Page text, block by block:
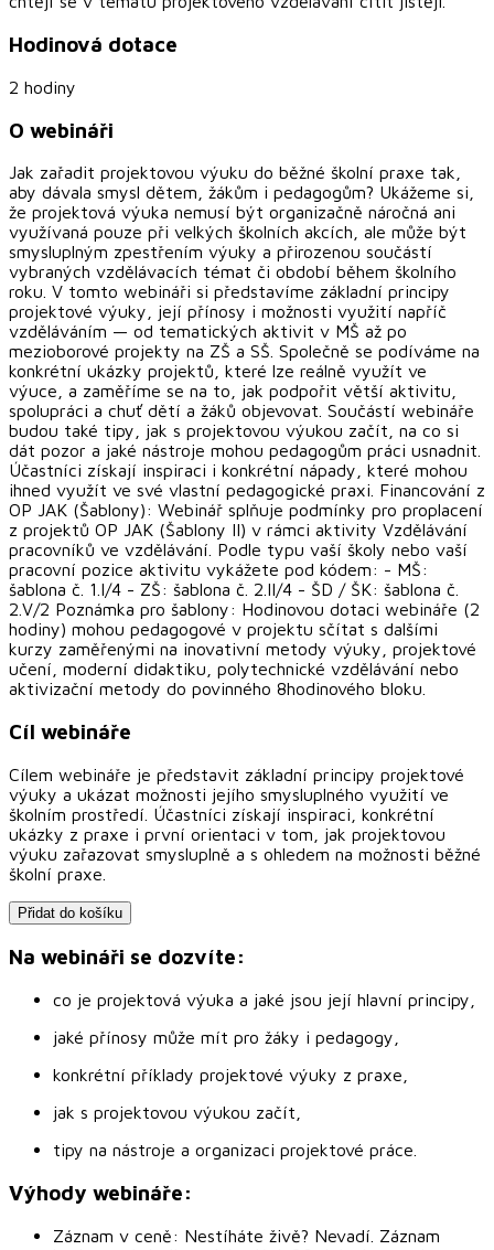
Hodinová dotace
2 hodiny
O webináři
Jak zařadit projektovou výuku do běžné školní praxe tak,
aby dávala smysl dětem, žákům i pedagogům? Ukážeme si,
že projektová výuka nemusí být organizačně náročná ani
využívaná pouze při velkých školních akcích, ale může být
smysluplným zpestřením výuky a přirozenou součástí
vybraných vzdělávacích témat či období během školního
roku. V tomto webináři si představíme základní principy
projektové výuky, její přínosy i možnosti využití napříč
vzděláváním — od tematických aktivit v MŠ až po
mezioborové projekty na ZŠ a SŠ. Společně se podíváme na
konkrétní ukázky projektů, které lze reálně využít ve
výuce, a zaměříme se na to, jak podpořit větší aktivitu,
spolupráci a chuť dětí a žáků objevovat. Součástí webináře
budou také tipy, jak s projektovou výukou začít, na co si
dát pozor a jaké nástroje mohou pedagogům práci usnadnit.
Účastníci získají inspiraci i konkrétní nápady, které mohou
ihned využít ve své vlastní pedagogické praxi. Financování z
OP JAK (Šablony): Webinář splňuje podmínky pro proplacení
z projektů OP JAK (Šablony II) v rámci aktivity Vzdělávání
pracovníků ve vzdělávání. Podle typu vaší školy nebo vaší
pracovní pozice aktivitu vykážete pod kódem: - MŠ:
šablona č. 1.I/4 - ZŠ: šablona č. 2.II/4 - ŠD / ŠK: šablona č.
2.V/2 Poznámka pro šablony: Hodinovou dotaci webináře (2
hodiny) mohou pedagogové v projektu sčítat s dalšími
kurzy zaměřenými na inovativní metody výuky, projektové
učení, moderní didaktiku, polytechnické vzdělávání nebo
aktivizační metody do povinného 8hodinového bloku.
Cíl webináře
Cílem webináře je představit základní principy projektové
výuky a ukázat možnosti jejího smysluplného využití ve
školním prostředí. Účastníci získají inspiraci, konkrétní
ukázky z praxe i první orientaci v tom, jak projektovou
výuku zařazovat smysluplně a s ohledem na možnosti běžné
školní praxe.
Přidat do košíku
Na webináři se dozvíte:
co je projektová výuka a jaké jsou její hlavní principy,
jaké přínosy může mít pro žáky i pedagogy,
konkrétní příklady projektové výuky z praxe,
jak s projektovou výukou začít,
tipy na nástroje a organizaci projektové práce.
Výhody webináře:
Záznam v ceně: Nestíháte živě? Nevadí. Záznam